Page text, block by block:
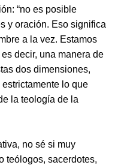
“no es posible
y oración. Eso significa
a la vez. Estamos
decir, una manera de
dos dimensiones,
lo que
la teología de la
no sé si muy
teólogos, sacerdotes,